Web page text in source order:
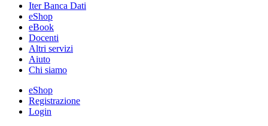
Iter Banca Dati
eShop
eBook
Docenti
Altri servizi
Aiuto
Chi siamo
eShop
Registrazione
Login